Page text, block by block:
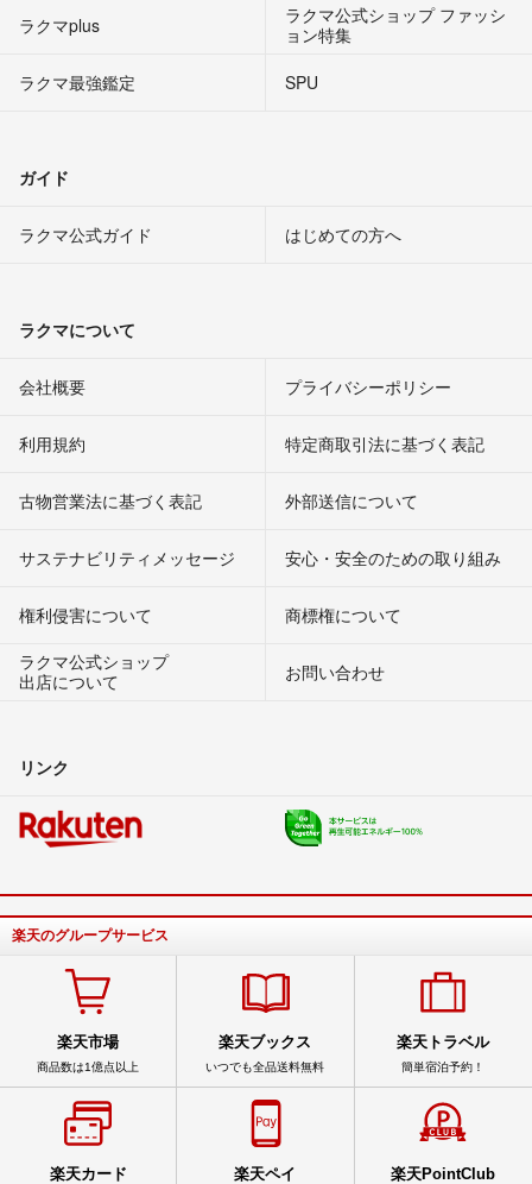
ラクマplus
ラクマ公式ショップ ファッシ
ョン特集
ラクマ最強鑑定
SPU
ガイド
ラクマ公式ガイド はじめての方へ
ラクマについて
会社概要 プライバシーポリシー
利用規約 特定商取引法に基づく表記
古物営業法に基づく表記 外部送信について
サステナビリティメッセージ 安心・安全のための取り組み
権利侵害について
商標権について
ラクマ公式ショップ
出店について
お問い合わせ
リンク
楽天のグループサービス
楽天市場
商品数は1億点以上
楽天ブックス
いつでも全品送料無料
楽天トラベル
簡単宿泊予約！
楽天カード 楽天ペイ 楽天PointClub